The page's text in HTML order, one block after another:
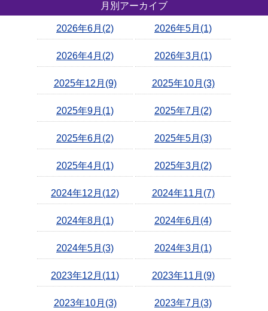
月別アーカイブ
2026年6月(2) 2026年5月(1)
2026年4月(2) 2026年3月(1)
2025年12月(9) 2025年10月(3)
2025年9月(1) 2025年7月(2)
2025年6月(2) 2025年5月(3)
2025年4月(1) 2025年3月(2)
2024年12月(12) 2024年11月(7)
2024年8月(1) 2024年6月(4)
2024年5月(3) 2024年3月(1)
2023年12月(11) 2023年11月(9)
2023年10月(3) 2023年7月(3)